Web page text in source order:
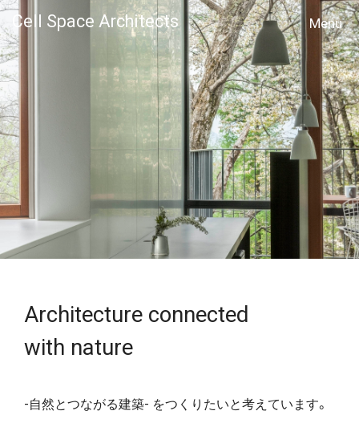
Cell Space Architects
MENU
Architecture connected
with nature
-自然とつながる建築- をつくりたいと考えています。